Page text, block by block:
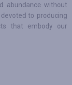
abundance without
to producing
that embody our